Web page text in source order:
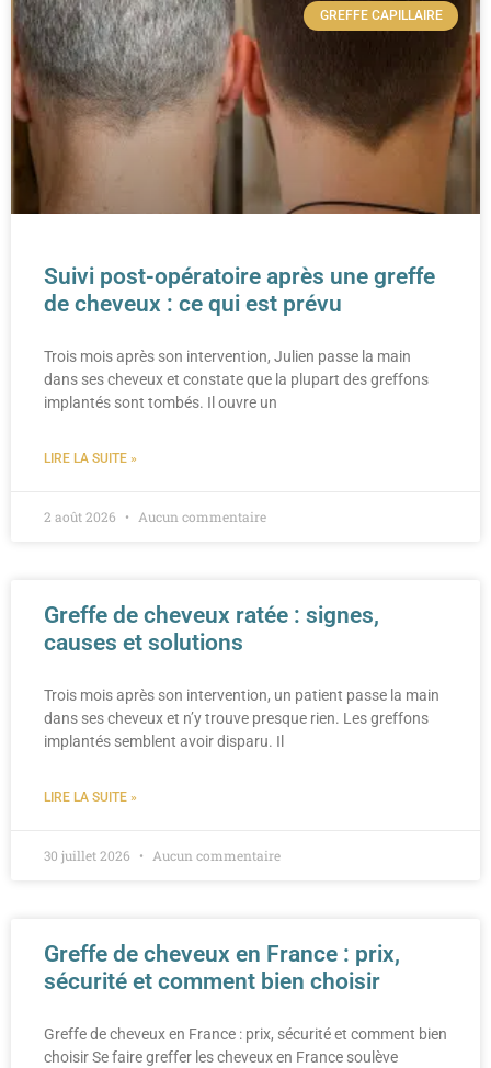
GREFFE CAPILLAIRE
Suivi post-opératoire après une greffe
de cheveux : ce qui est prévu
Trois mois après son intervention, Julien passe la main
dans ses cheveux et constate que la plupart des greffons
implantés sont tombés. Il ouvre un
LIRE LA SUITE »
2 août 2026 Aucun commentaire
Greffe de cheveux ratée : signes,
causes et solutions
Trois mois après son intervention, un patient passe la main
dans ses cheveux et n’y trouve presque rien. Les greffons
implantés semblent avoir disparu. Il
LIRE LA SUITE »
30 juillet 2026 Aucun commentaire
Greffe de cheveux en France : prix,
sécurité et comment bien choisir
Greffe de cheveux en France : prix, sécurité et comment bien
choisir Se faire greffer les cheveux en France soulève